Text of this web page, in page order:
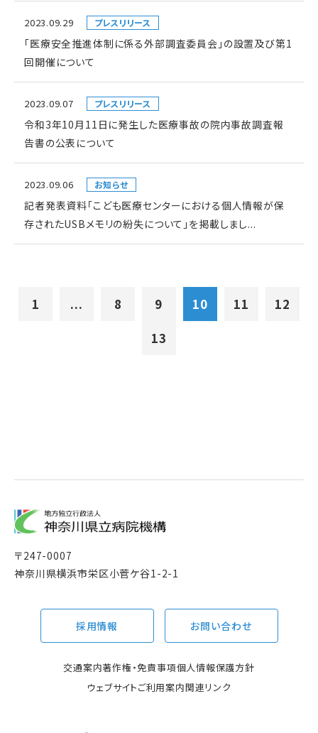
2023.09.29 プレスリリース
「医療安全推進体制に係る外部調査委員会」の設置及び第1
回開催について
2023.09.07 プレスリリース
令和3年10月11日に発生した医療事故の院内事故調査報
告書の公表について
2023.09.06 お知らせ
記者発表資料「こども医療センターにおける個人情報が保
存されたUSBメモリの紛失について」を掲載しまし...
1 ... 8 9 10 11
12
13
〒247-0007
神奈川県横浜市栄区小菅ケ谷1-2-1
採用情報 お問い合わせ
交通案内著作権・免責事項個人情報保護方針
ウェブサイトご利用案内関連リンク